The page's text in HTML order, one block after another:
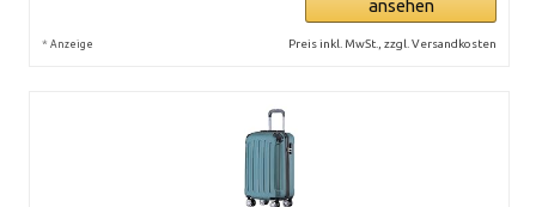
ansehen
* Anzeige Preis inkl. MwSt., zzgl. Versandkosten